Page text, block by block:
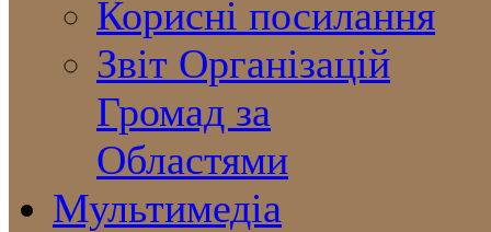
Корисні посилання
Звіт Організацій
Громад за
Областями
Мультимедіа